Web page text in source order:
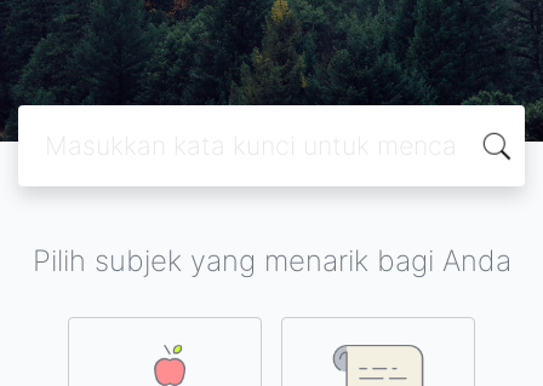
Pilih subjek yang menarik bagi Anda